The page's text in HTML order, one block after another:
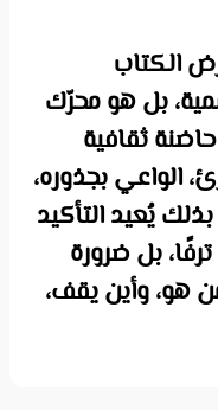
الكتاب
بل هو محرّك
ثقافية
الواعي بجذوره،
يُعيد التأكيد
بل ضرورة
هو، وأين يقف،